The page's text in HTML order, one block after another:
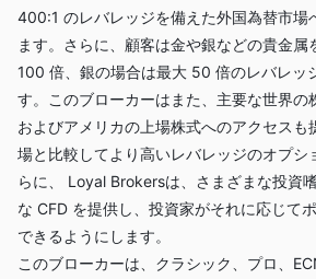
400:1 のレバレッジを備えた外国為替市場
ます。さらに、顧客は金や銀などの貴金属
100 倍、銀の場合は最大 50 倍のレバレッ
す。このブローカーはまた、主要な世界の
およびアメリカの上場株式へのアクセスも
場と比較してより高いレバレッジのオプシ
らに、 Loyal Brokersは、さまざまな投資
な CFD を提供し、投資家がそれに応じて
できるようにします。
このブローカーは、クラシック、プロ、